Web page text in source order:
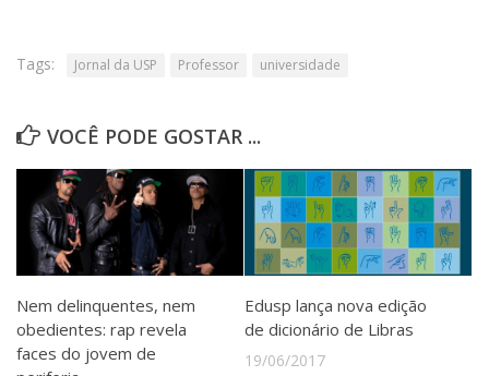
Tags: Jornal da USP Professor universidade
VOCÊ PODE GOSTAR ...
Nem delinquentes, nem
obedientes: rap revela
faces do jovem de
Edusp lança nova edição
de dicionário de Libras
19/06/2017